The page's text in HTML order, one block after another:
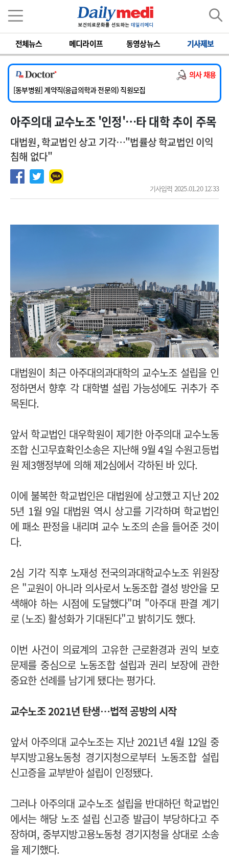
전체뉴스 메디라이프 동영상뉴스 기사제보
의사 채용
[서울아산병원] 2026년 하반기 인턴 모집
[영남대학교의료원] 마취통증의학과 임기제 임상의사 채용
[충남대학교병원] 소아청소년과(소아응급전담) 계약직 의사 공개채용
[동부병원] 계약직(응급의학과 전문의) 직원모집
[이대목동병원] 하반기 전공의(레지던트1년차) 모집
[서울아산병원] 2026년 하반기 인턴 모집
아주의대 교수노조 '인정'…타 대학 추이 주목
대법원, 학교법인 상고 기각…"법률상 학교법인 이익
침해 없다"
기사입력 2025.01.20 12:33
대법원이 최근 아주대의과대학의 교수노조 설립을 인
정하면서 향후 각 대학별 설립 가능성에도 귀추가 주
목된다.
앞서 학교법인 대우학원이 제기한 아주의대 교수노동
조합 신고무효확인소송은 지난해 9월 4일 수원고등법
원 제3행정부에 의해 제2심에서 각하된 바 있다.
이에 불복한 학교법인은 대법원에 상고했고 지난 202
5년 1월 9일 대법원 역시 상고를 기각하며 학교법인
에 패소 판정을 내리며 교수 노조의 손을 들어준 것이
다.
2심 기각 직후 노재성 전국의과대학교수노조 위원장
은 "교원이 아니라 의사로서 노동조합 결성 방안을 모
색해야 하는 시점에 도달했다"며 "아주대 판결 계기
로 (노조) 활성화가 기대된다"고 밝히기도 했다.
이번 사건이 의료계의 고유한 근로환경과 권익 보호
문제를 중심으로 노동조합 설립과 권리 보장에 관한
중요한 선례를 남기게 됐다는 평가다.
교수노조 2021년 탄생…법적 공방의 시작
앞서 아주의대 교수노조는 지난 2021년 4월 12일 중
부지방고용노동청 경기지청으로부터 노동조합 설립
신고증을 교부받아 설립이 인정됐다.
그러나 아주의대 교수노조 설립을 반대하던 학교법인
에서는 해당 노조 설립 신고증 발급이 부당하다고 주
장하며, 중부지방고용노동청 경기지청을 상대로 소송
을 제기했다.